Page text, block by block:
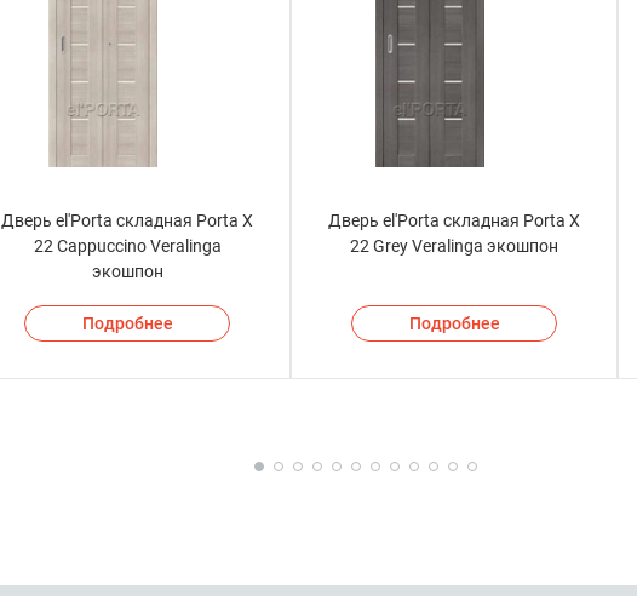
Дверь el'Porta складная Porta X
22 Cappuccino Veralinga
экошпон
Подробнее
Дверь el'Porta складная Porta X
22 Grey Veralinga экошпон
Подробнее